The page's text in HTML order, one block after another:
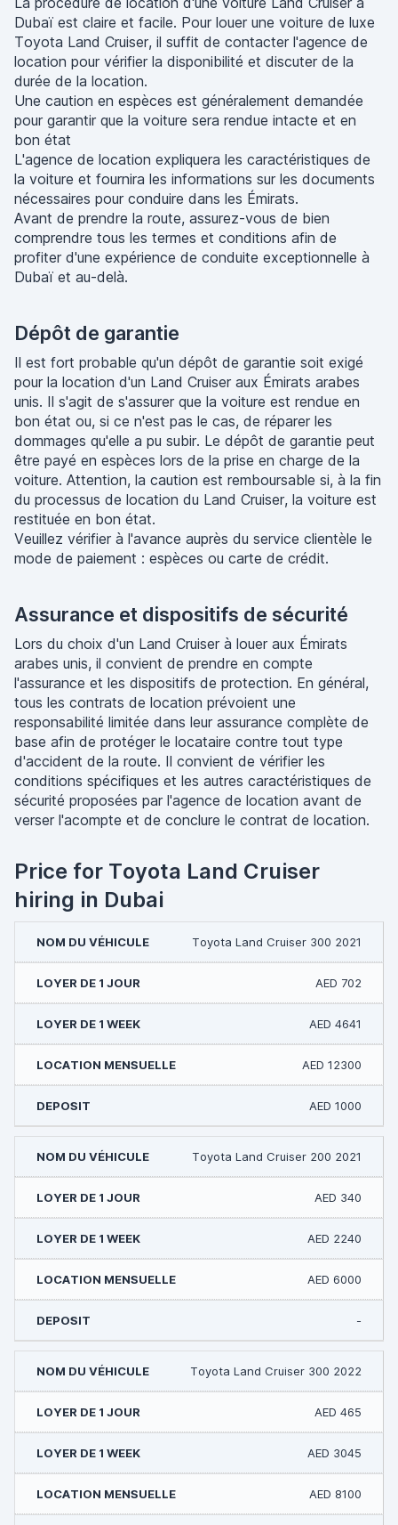
Dubaï est claire et facile. Pour louer une voiture de luxe
Toyota Land Cruiser, il suffit de contacter l'agence de
location pour vérifier la disponibilité et discuter de la
durée de la location.
Une caution en espèces est généralement demandée
pour garantir que la voiture sera rendue intacte et en
bon état
L'agence de location expliquera les caractéristiques de
la voiture et fournira les informations sur les documents
nécessaires pour conduire dans les Émirats.
Avant de prendre la route, assurez-vous de bien
comprendre tous les termes et conditions afin de
profiter d'une expérience de conduite exceptionnelle à
Dubaï et au-delà.
Dépôt de garantie
Il est fort probable qu'un dépôt de garantie soit exigé
pour la location d'un Land Cruiser aux Émirats arabes
unis. Il s'agit de s'assurer que la voiture est rendue en
bon état ou, si ce n'est pas le cas, de réparer les
dommages qu'elle a pu subir. Le dépôt de garantie peut
être payé en espèces lors de la prise en charge de la
voiture. Attention, la caution est remboursable si, à la fin
du processus de location du Land Cruiser, la voiture est
restituée en bon état.
Veuillez vérifier à l'avance auprès du service clientèle le
mode de paiement : espèces ou carte de crédit.
Assurance et dispositifs de sécurité
Lors du choix d'un Land Cruiser à louer aux Émirats
arabes unis, il convient de prendre en compte
l'assurance et les dispositifs de protection. En général,
tous les contrats de location prévoient une
responsabilité limitée dans leur assurance complète de
base afin de protéger le locataire contre tout type
d'accident de la route. Il convient de vérifier les
conditions spécifiques et les autres caractéristiques de
sécurité proposées par l'agence de location avant de
verser l'acompte et de conclure le contrat de location.
Price for Toyota Land Cruiser
hiring in Dubai
Toyota Land Cruiser 300 2021
AED 702
AED 4641
AED 12300
AED 1000
Toyota Land Cruiser 200 2021
AED 340
AED 2240
AED 6000
-
Toyota Land Cruiser 300 2022
AED 465
AED 3045
AED 8100